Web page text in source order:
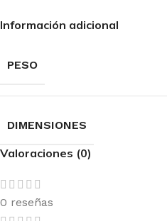
Información adicional
PESO
DIMENSIONES
Valoraciones (0)
0 reseñas